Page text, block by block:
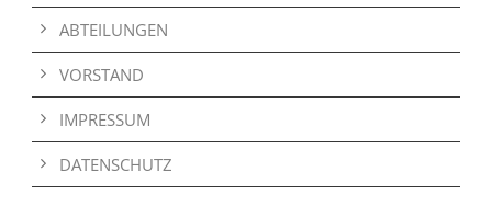
ABTEILUNGEN
VORSTAND
IMPRESSUM
DATENSCHUTZ